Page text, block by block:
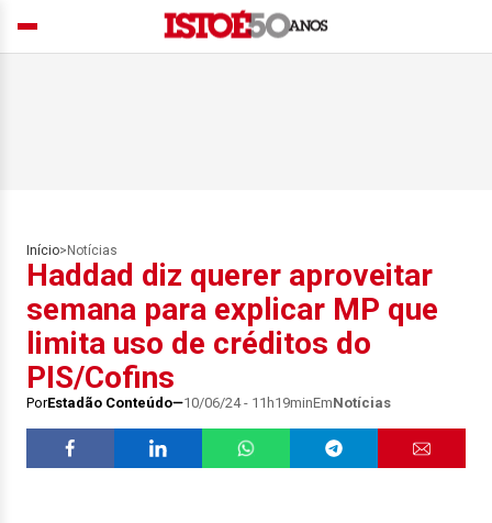
Início> Notícias
Haddad diz querer aproveitar
semana para explicar MP que
limita uso de créditos do
PIS/Cofins
PorEstadão Conteúdo 10/06/24 - 11h19minEmNotícias